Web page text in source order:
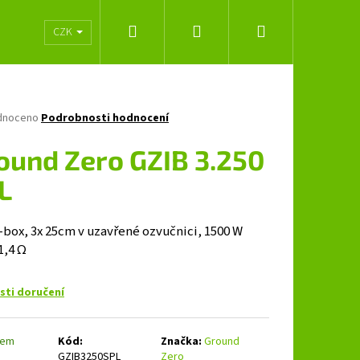
Obchodní podmínky
CZK Přihlášení
Podrobnosti hodnocení
Zero GZIB 3.250
3x 25cm v uzavřené ozvučnici, 1500 W
Ω
doručení
Kód:
GZIB3250SPL
Značka:Ground
Zero
Následující